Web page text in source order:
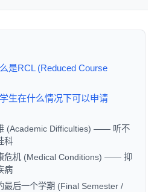
是RCL (Reduced Course
生在什么情况下可以申请
(Academic Difficulties) —— 听不
科
危机 (Medical Conditions) —— 抑
病
最后一个学期 (Final Semester /